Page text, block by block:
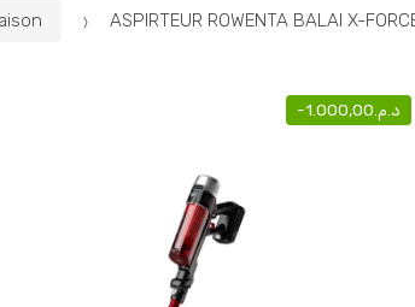
ASPIRTEUR ROWENTA BALAI X-
- د.م. 1.000,00